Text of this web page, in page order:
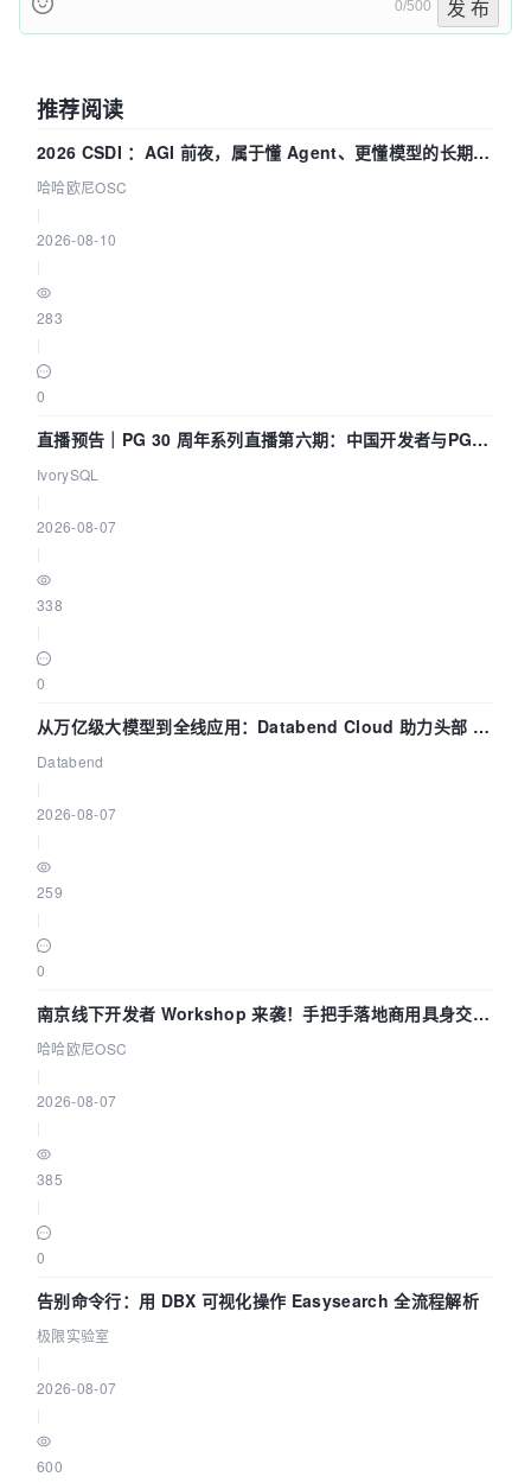
0/500 发 布
推荐阅读
2026 CSDI ：AGI 前夜，属于懂 Agent、更懂模型的长期深
耕企业
哈哈欧尼OSC
2026-08-10
283
0
直播预告｜PG 30 周年系列直播第六期：中国开发者与PG内
核——我们改得动吗？我们贡献了什么？
IvorySQL
2026-08-07
338
0
从万亿级大模型到全线应用：Databend Cloud 助力头部 AI
企业构建全链路 Trace 数据管道
Databend
2026-08-07
259
0
南京线下开发者 Workshop 来袭！手把手落地商用具身交互
智能 Agent 应用
哈哈欧尼OSC
2026-08-07
385
0
告别命令行：用 DBX 可视化操作 Easysearch 全流程解析
极限实验室
2026-08-07
600